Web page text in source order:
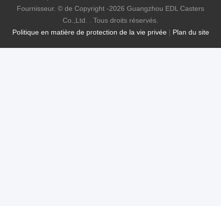
Politique en matière de protection de la vie privée| Plan du site
Fournisseur. © de Copyright -2026 Guangzhou EDL Casters
Co.,Ltd. . Tous droits réservés.